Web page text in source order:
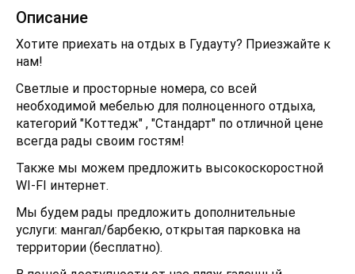
Описание
Хотите приехать на отдых в Гудауту? Приезжайте к
нам!
Светлые и просторные номера, со всей
необходимой мебелью для полноценного отдыха,
категорий "Коттедж" , "Стандарт" по отличной цене
всегда рады своим гостям!
Также мы можем предложить высокоскоростной
WI-FI интернет.
Мы будем рады предложить дополнительные
услуги: мангал/барбекю, открытая парковка на
территории (бесплатно).